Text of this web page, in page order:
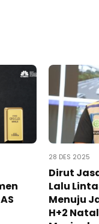
28 DES 2025
Dirut
Lalu
Menuju
H+2